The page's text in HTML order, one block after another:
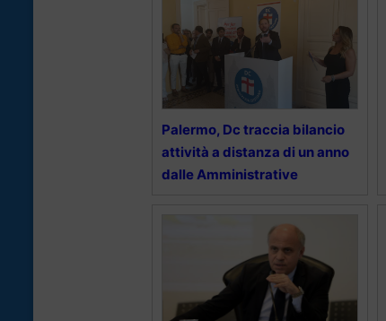
Palermo, Dc traccia bilancio
attività a distanza di un anno
dalle Amministrative